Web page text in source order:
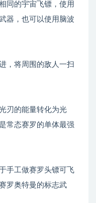
的宇宙飞镖，使用
器，也可以使用脑波
将周围的敌人一扫
的能量转化为光
常态赛罗的单体最强
工做赛罗头镖可飞
罗奥特曼的标志武